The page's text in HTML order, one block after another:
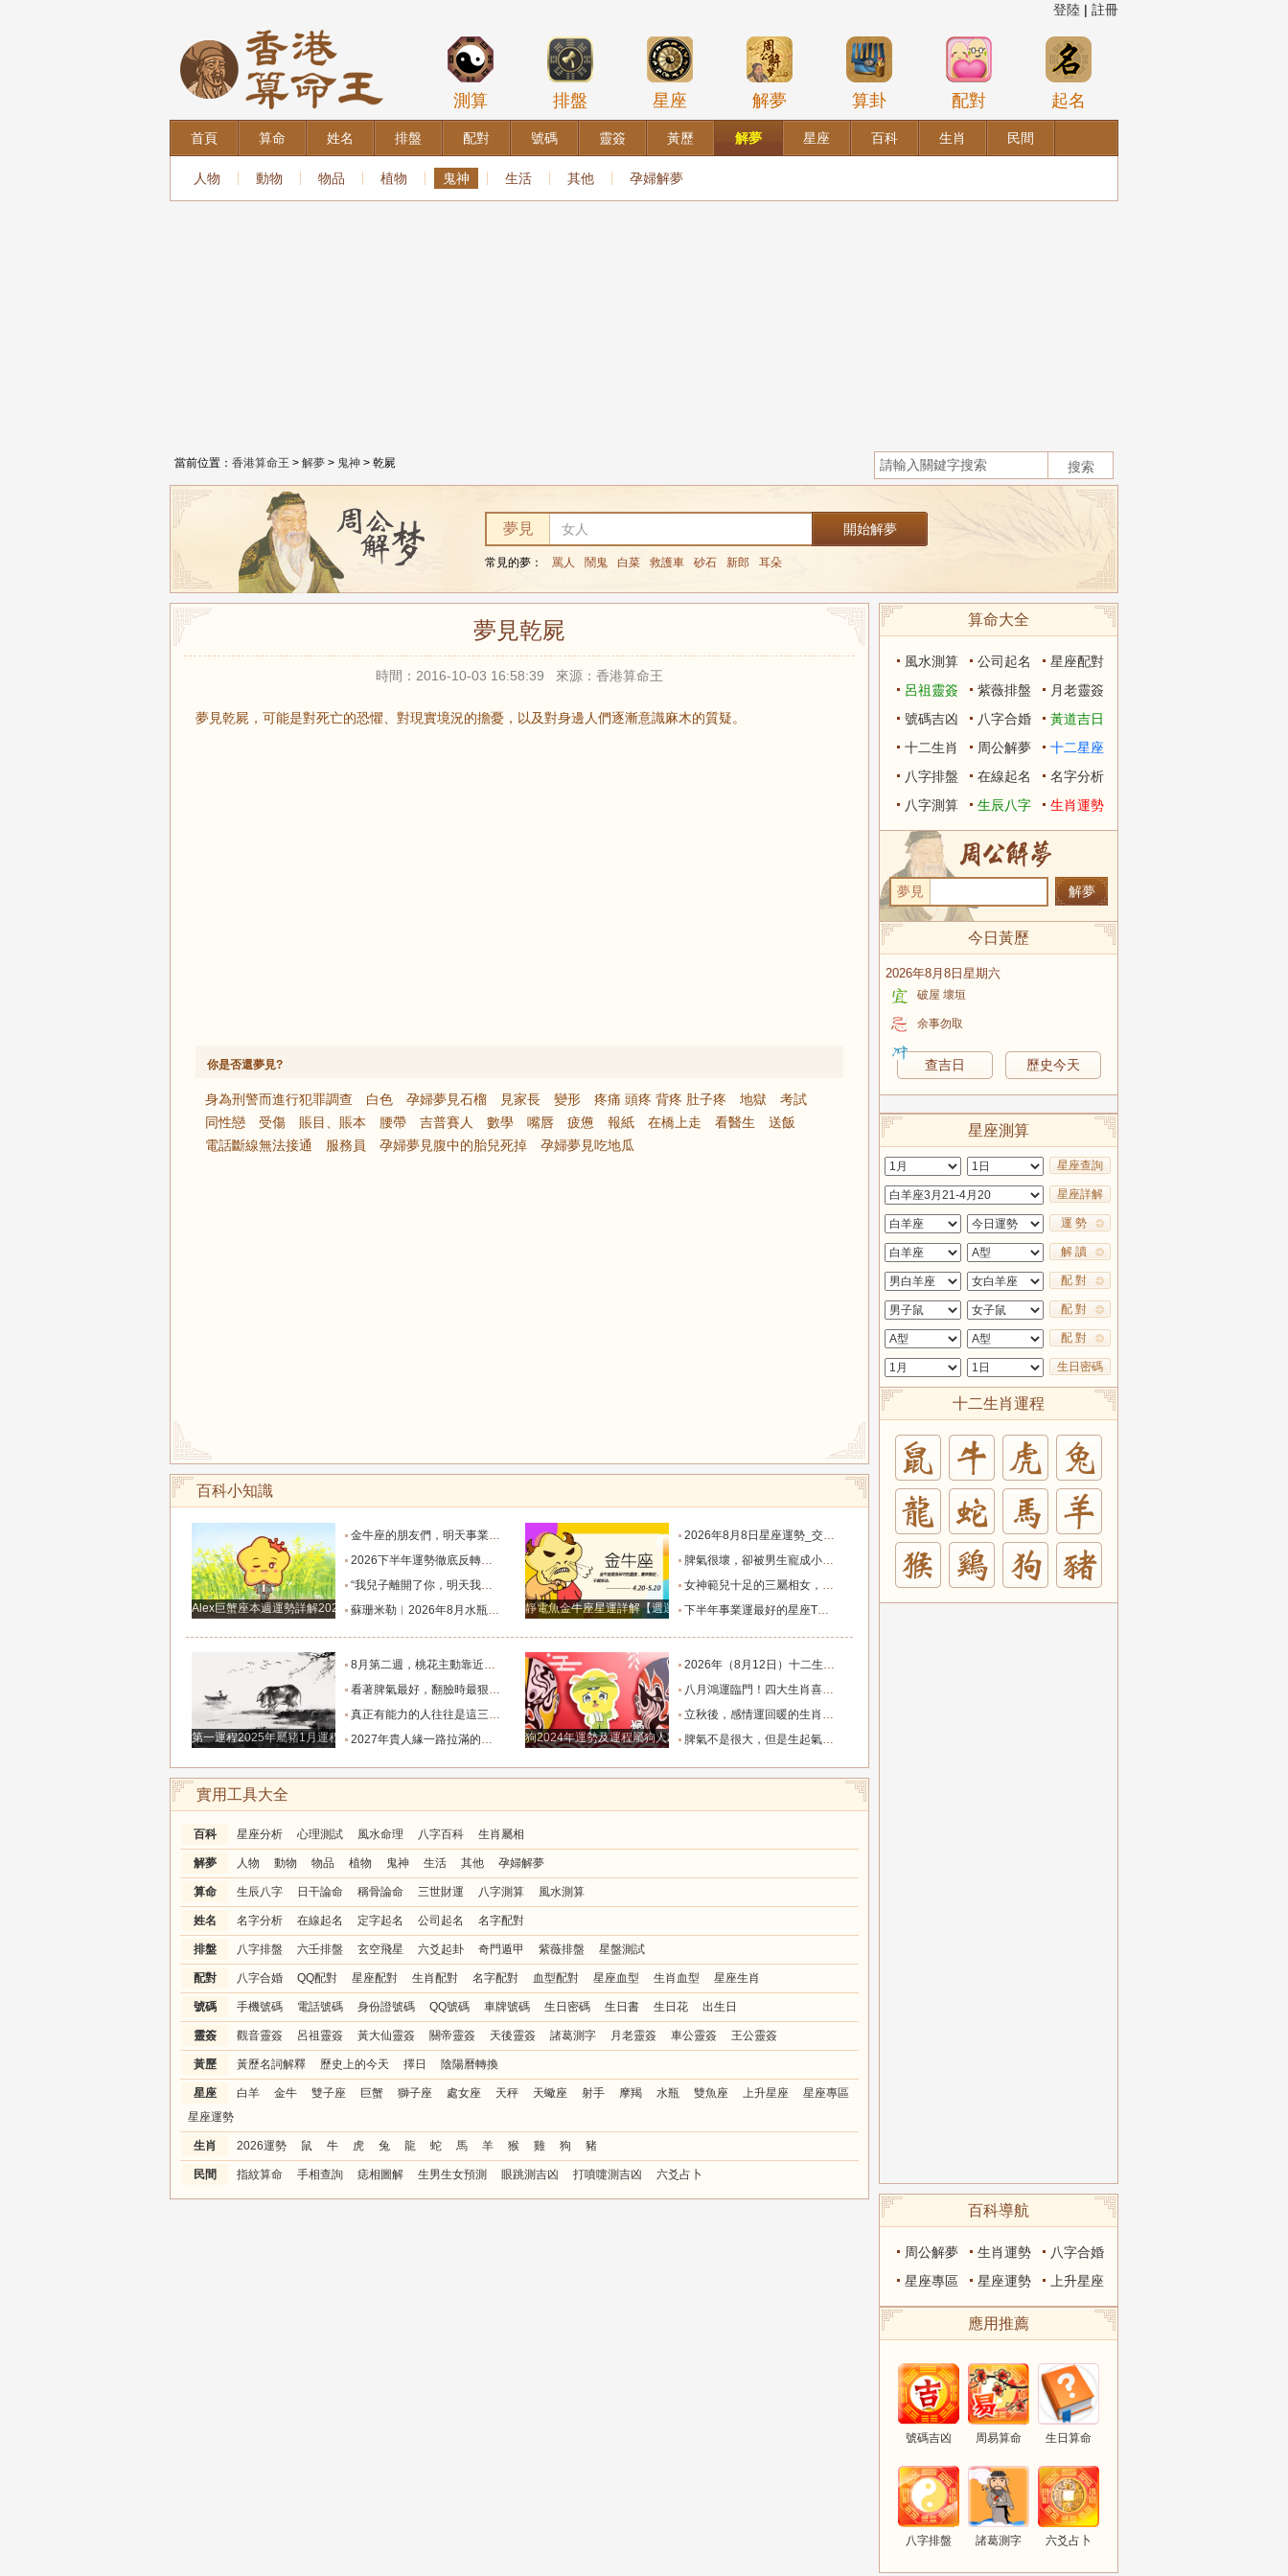
登陸 | 註冊
測算 排盤 星座 解夢 算卦 配對 起名
首頁 算命 姓名 排盤 配對 號碼 靈簽 黃歷 解夢 星座 百科 生肖 民間
人物 動物 物品 植物 鬼神 生活 其他 孕婦解夢
當前位置： 香港算命王 > 解夢 > 鬼神 > 乾屍
夢見
常見的夢： 罵人 鬧鬼 白菜 救護車 砂石 新郎 耳朵
夢見乾屍
時間：2016-10-03 16:58:39 來源：香港算命王
夢見乾屍，可能是對死亡的恐懼、對現實境況的擔憂，以及對身邊人們逐漸意識麻木的質疑。
你是否還夢見?
身為刑警而進行犯罪調查 白色 孕婦夢見石榴 見家長 變形 疼痛 頭疼 背疼 肚子疼 地獄
考試
同性戀
受傷 賬目、賬本 腰帶 吉普賽人 數學 嘴唇 疲憊 報紙 在橋上走 看醫生
送飯
電話斷線無法接通
服務員 孕婦夢見腹中的胎兒死掉 孕婦夢見吃地瓜
百科小知識
Alex巨蟹座本週運勢詳解2024.12.23-12.29
金牛座的朋友們，明天事業迎來新高峰，不要再默默付出而錯失機會！_工作_宇宙_能量
2026下半年運勢徹底反轉迎來好運的四大星座！舊篇章結束，新的機遇之門敞開_時期_獅子座_重擔
“我兒子離開了你，明天我就能幫他重新找一個好樣的女人！”_伴侶_星座_尋找
蘇珊米勒︱2026年8月水瓶座月度運勢_合作_木星_滿月
靜電魚金牛座星運詳解【週運2024年12月9日-12月15日】
2026年8月8日星座運勢_交易_管理_合作
脾氣很壞，卻被男生寵成小公主的四大星座女，無憂無慮沒煩惱_女生_魅力_所在
女神範兒十足的三屬相女，很受異性的歡迎，人生處處招桃花！_女性_魅力_機遇
下半年事業運最好的星座TOP4_獅子座_木星_天蠍座
第一運程2025年屬豬1月運程解析
8月第二週，桃花主動靠近，遇到值得認識的人的三個星座_雙子座_東西_地方
看著脾氣最好，翻臉時最狠！立秋後這三大星座撕掉偽裝，誰碰底線誰倒黴_金牛座_星象_天秤座
真正有能力的人往往是這三個星座，既能獨立完成也懂得借助團隊_水瓶_協作_一個人
2027年貴人緣一路拉滿的三大生肖！處處有人幫扶，全年順風順水少坎坷_合作_人脈_事業
狗2024年運勢及運程屬狗人2024運勢好嗎
2026年（8月12日）十二生肖最棒運勢播報_龍的_財富_方面
八月鴻運臨門！四大生肖喜事紮堆來襲，下半年一路順風順水到底_避雷_要點_合作
立秋後，感情運回暖的生肖TOP3_單身_放平_申金
脾氣不是很大，但是生起氣來很難哄的五大星座女_女性_情緒_給予
實用工具大全
百科 星座分析 心理測試 風水命理 八字百科 生肖屬相
解夢 人物 動物 物品 植物 鬼神 生活 其他 孕婦解夢
算命 生辰八字 日干論命 稱骨論命 三世財運 八字測算 風水測算
姓名 名字分析 在線起名 定字起名 公司起名 名字配對
排盤 八字排盤 六壬排盤 玄空飛星 六爻起卦 奇門遁甲 紫薇排盤 星盤測試
配對 八字合婚 QQ配對 星座配對 生肖配對 名字配對 血型配對 星座血型 生肖血型 星座生肖
號碼 手機號碼 電話號碼 身份證號碼 QQ號碼 車牌號碼 生日密碼 生日書 生日花 出生日
靈簽 觀音靈簽 呂祖靈簽 黃大仙靈簽 關帝靈簽 天後靈簽 諸葛測字 月老靈簽 車公靈簽 王公靈簽
黃歷 黃歷名詞解釋 歷史上的今天 擇日 陰陽曆轉換
星座 白羊 金牛 雙子座 巨蟹 獅子座 處女座 天秤 天蠍座 射手 摩羯 水瓶 雙魚座 上升星座
星座專區
星座運勢
生肖 2026運勢 鼠 牛 虎 兔 龍 蛇 馬 羊 猴 雞 狗 豬
民間 指紋算命 手相查詢 痣相圖解 生男生女預測 眼跳測吉凶 打噴嚏測吉凶 六爻占卜
算命大全
風水測算 公司起名
星座配對
呂祖靈簽
紫薇排盤
月老靈簽
號碼吉凶
八字合婚
黃道吉日
十二生肖
周公解夢
十二星座
八字排盤
在線起名
名字分析
八字測算
生辰八字 生肖運勢
夢見
今日黃歷
2026年8月8日星期六
破屋 壞垣
余事勿取
查吉日 歷史今天
星座測算
星座查詢
星座詳解
運 勢
解 讀
配 對
配 對
配 對
生日密碼
十二生肖運程
羊
百科導航
周公解夢 生肖運勢
八字合婚
星座專區
星座運勢 上升星座
應用推薦
號碼吉凶 周易算命 生日算命
八字排盤 諸葛測字 六爻占卜